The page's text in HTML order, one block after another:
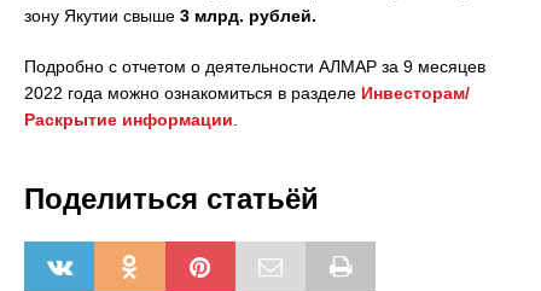
зону Якутии свыше 3 млрд. рублей.
Подробно с отчетом о деятельности АЛМАР за 9 месяцев
2022 года можно ознакомиться в разделе Инвесторам/
Раскрытие информации
Поделиться статьёй